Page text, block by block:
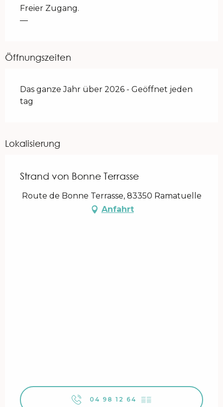
Freier Zugang.
—
Öffnungszeiten
Das ganze Jahr über 2026 - Geöffnet jeden
tag
Lokalisierung
Strand von Bonne Terrasse
Route de Bonne Terrasse, 83350 Ramatuelle
Anfahrt
04 98 12 64 ▒▒